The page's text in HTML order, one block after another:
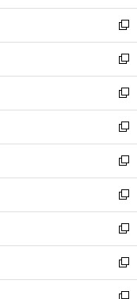
開
く
ウ
で
開
く
ン
ド
ウ
で
開
く
ウ
ィ
ン
ド
ウ
で
開
く
新
し
い
ウ
ィ
ン
ド
ウ
で
開
く
新
し
い
ウ
ィ
ン
ド
ウ
で
開
く
新
し
い
ウ
ィ
ン
ド
ウ
で
開
く
新
し
い
ウ
ィ
ン
ド
ウ
で
開
く
新
し
い
ウ
ィ
ン
ド
ウ
新
し
い
ウ
ィ
ン
新
し
い
ウ
新
し